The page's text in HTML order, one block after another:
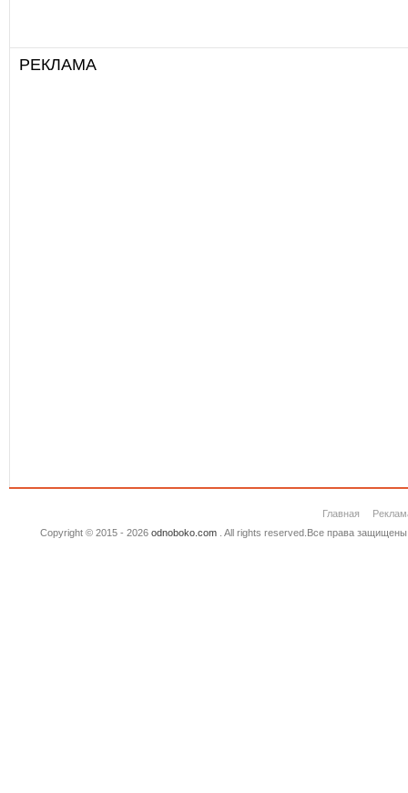
РЕКЛАМА
Главная
Copyright © 2015 - 2026 odnoboko.com. All rights reserved.Все права защищены.